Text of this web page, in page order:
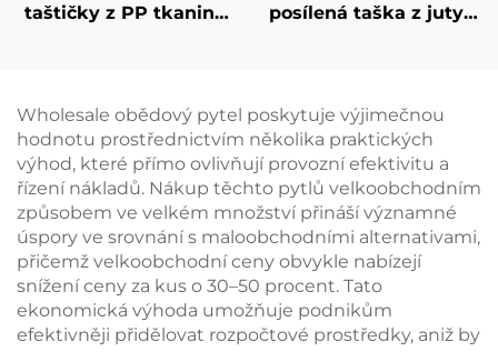
taštičky z PP tkaniny
módní maloobchod
posílená taška z juty –
viditelnost značky
Wholesale obědový pytel poskytuje výjimečnou
hodnotu prostřednictvím několika praktických
výhod, které přímo ovlivňují provozní efektivitu a
řízení nákladů. Nákup těchto pytlů velkoobchodním
způsobem ve velkém množství přináší významné
úspory ve srovnání s maloobchodními alternativami,
přičemž velkoobchodní ceny obvykle nabízejí
snížení ceny za kus o 30–50 procent. Tato
ekonomická výhoda umožňuje podnikům
efektivněji přidělovat rozpočtové prostředky, aniž by